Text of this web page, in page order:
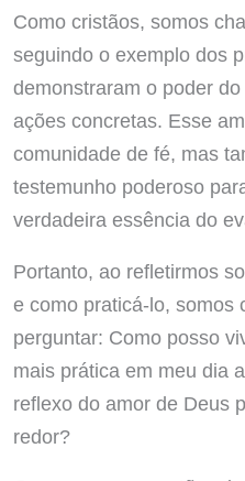
Como cristãos, somos
seguindo o exemplo dos
demonstraram o poder
ações concretas. Esse
comunidade de fé, mas
testemunho poderoso
verdadeira essência do
Portanto, ao refletirmos
e como praticá-lo, somos
perguntar: Como posso
mais prática em meu dia
reflexo do amor de Deus
redor?